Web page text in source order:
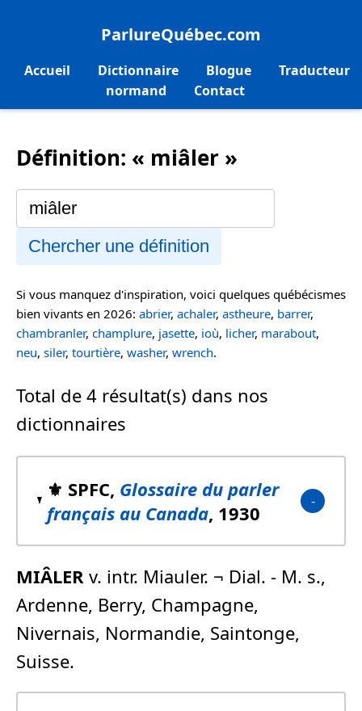
ParlureQuébec.com
Accueil Dictionnaire Blogue
Traducteur
normand
Contact
Définition: « miâler »
Chercher une définition
Si vous manquez d'inspiration, voici quelques québécismes
bien vivants en 2026: abrier, achaler, astheure, barrer,
chambranler, champlure, jasette, ioù, licher, marabout,
neu, siler, tourtière, washer, wrench.
Total de 4 résultat(s) dans nos
dictionnaires
⚜️ SPFC, Glossaire du parler
français au Canada, 1930
MIÂLER v. intr. Miauler. ¬ Dial. - M. s.,
Ardenne, Berry, Champagne,
Nivernais, Normandie, Saintonge,
Suisse.